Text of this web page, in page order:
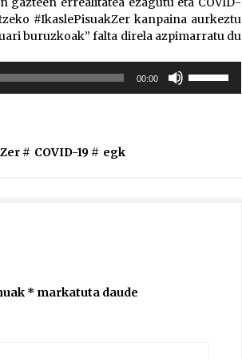
#IkaslePisuakZer kanpaina aurkeztu
buruzkoak” falta direla azpimarratu du
00:00
# COVID-19 # egk
* markatuta daude